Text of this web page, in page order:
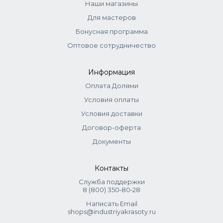
Наши магазины
Для мастеров
Бонусная программа
Оптовое сотрудничество
Информация
Оплата Долями
Условия оплаты
Условия доставки
Договор-оферта
Документы
Контакты
Служба поддержки
8 (800) 350‑80‑28
Написать Email
shops@industriyakrasoty.ru